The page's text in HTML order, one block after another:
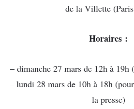
de la Villette
Horaires :
– dimanche 27 mars de 12h à
– lundi 28 mars de 10h à 18h
la presse)